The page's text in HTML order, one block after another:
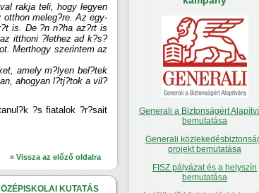
rakja teli, hogy legyen
meleg?re. Az egy-
is. De ?n n?ha az?rt is
itthoni ?lethez ad k?s?
Merthogy szerintem az
amely m?lyen bel?tek
ahogyan l?tj?tok a vil?
?s fiatalok ?r?sait
« Vissza az előző oldalra
KUTATÁS
Generali a Biztonságért
bemutatása
Generali
projekt bemutatása
FISZ pályázat és a helyszín
bemutatása